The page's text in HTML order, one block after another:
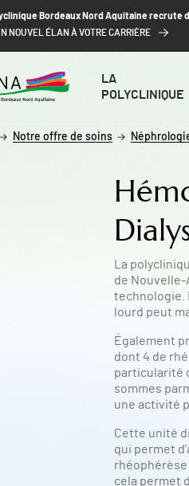
Bordeaux Nord Aquitaine recrute
NOUVEL ÉLAN À VOTRE CARRIÈRE
LA
POLYCLINIQUE
Notre offre de soins
La
de Nouvelle-
technologie.
lourd peut
Également
dont 4 de
particularité
sommes
une activité
Cette unité
qui permet
cela permet